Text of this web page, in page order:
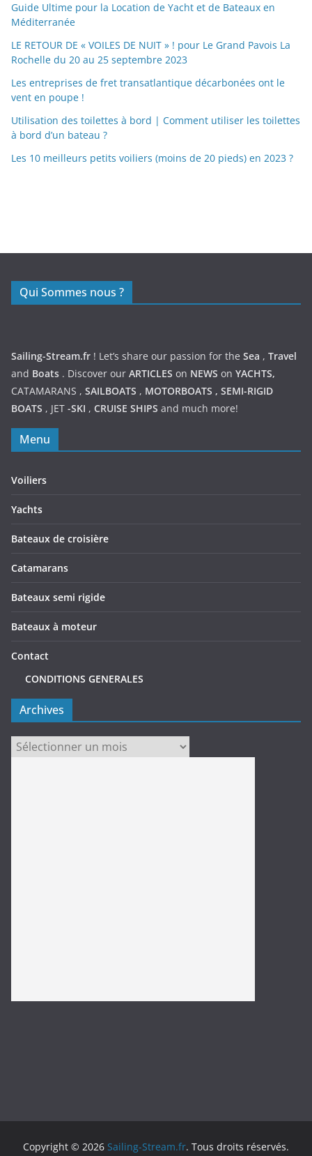
Guide Ultime pour la Location de Yacht et de Bateaux en
Méditerranée
LE RETOUR DE « VOILES DE NUIT » ! pour Le Grand Pavois La
Rochelle du 20 au 25 septembre 2023
Les entreprises de fret transatlantique décarbonées ont le
vent en poupe !
Utilisation des toilettes à bord | Comment utiliser les toilettes
à bord d’un bateau ?
Les 10 meilleurs petits voiliers (moins de 20 pieds) en 2023 ?
Qui Sommes nous ?
Sailing-Stream.fr ! Let’s share our passion for the Sea , Travel
and Boats . Discover our ARTICLES on NEWS on YACHTS,
CATAMARANS , SAILBOATS , MOTORBOATS , SEMI-RIGID
BOATS , JET -SKI , CRUISE SHIPS and much more!
Menu
Voiliers
Yachts
Bateaux de croisière
Catamarans
Bateaux semi rigide
Bateaux à moteur
Contact
CONDITIONS GENERALES
Archives
Archives
Copyright © 2026 Sailing-Stream.fr. Tous droits réservés.